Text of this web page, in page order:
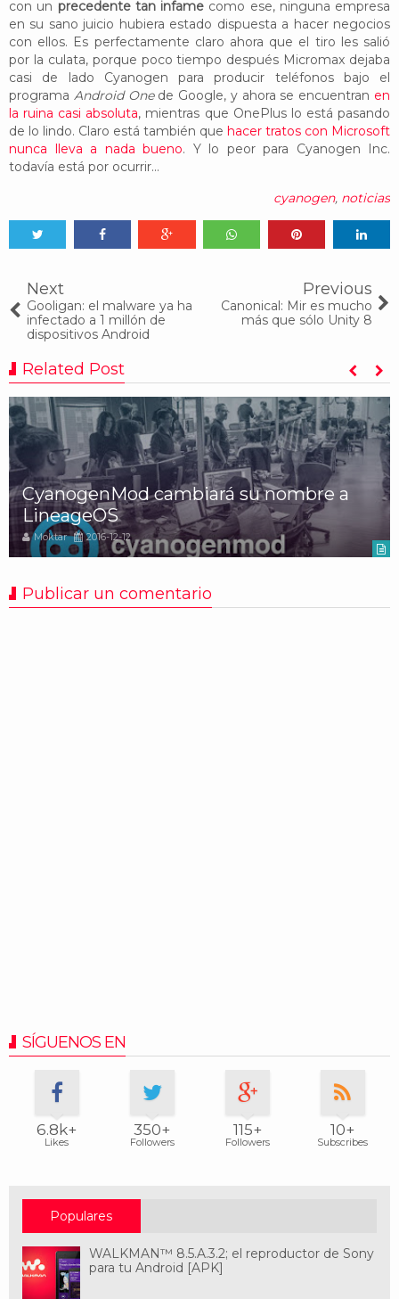
con un precedente tan infame como ese, ninguna empresa
en su sano juicio hubiera estado dispuesta a hacer negocios
con ellos. Es perfectamente claro ahora que el tiro les salió
por la culata, porque poco tiempo después Micromax dejaba
casi de lado Cyanogen para producir teléfonos bajo el
programa Android Onede Google, y ahora se encuentran en
la ruina casi absoluta, mientras que OnePlus lo está pasando
de lo lindo. Claro está también que hacer tratos con Microsoft
nunca lleva a nada bueno. Y lo peor para Cyanogen Inc.
todavía está por ocurrir...
cyanogen, noticias
Next
Gooligan: el malware ya ha
infectado a 1 millón de
dispositivos Android
Previous
Canonical: Mir es mucho
más que sólo Unity 8
Related Post
CyanogenMod cambiará su nombre a
LineageOS
Moktar 2016-12-12
Publicar un comentario
SÍGUENOS EN
6.8k+
Likes
350+
Followers
115+
Followers
10+
Subscribes
Populares
WALKMAN™ 8.5.A.3.2; el reproductor de Sony
para tu Android [APK]